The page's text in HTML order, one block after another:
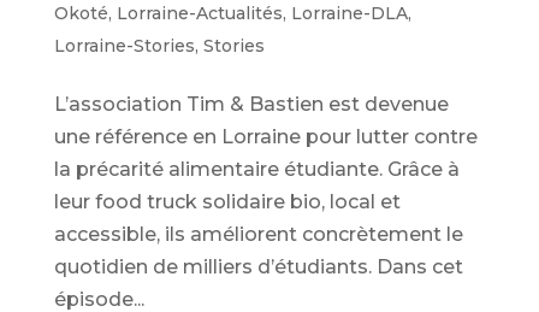
Okoté, Lorraine-Actualités, Lorraine-DLA,
Lorraine-Stories, Stories
L’association Tim & Bastien est devenue
une référence en Lorraine pour lutter contre
la précarité alimentaire étudiante. Grâce à
leur food truck solidaire bio, local et
accessible, ils améliorent concrètement le
quotidien de milliers d’étudiants. Dans cet
épisode...